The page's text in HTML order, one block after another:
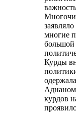
многие
большой
Курды
курдов